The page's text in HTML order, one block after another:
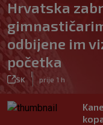
Hrvatska
odbijene im
početka
SK prije 1 h